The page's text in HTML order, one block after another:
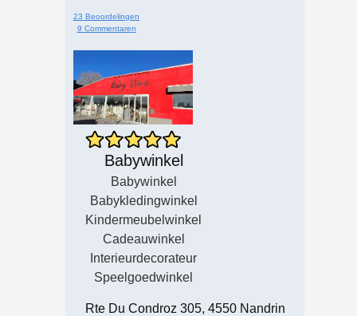
23 Beoordelingen
9 Commentaren
Babywinkel
Babywinkel
Babykledingwinkel
Kindermeubelwinkel
Cadeauwinkel
Interieurdecorateur
Speelgoedwinkel
Rte Du Condroz 305, 4550 Nandrin